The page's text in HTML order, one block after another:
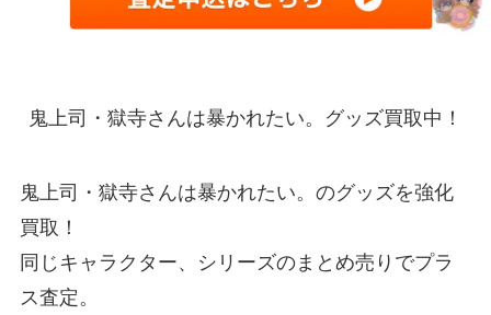
鬼上司・獄寺さんは暴かれたい。グッズ買取中！
鬼上司・獄寺さんは暴かれたい。のグッズを強化
買取！
同じキャラクター、シリーズのまとめ売りでプラ
ス査定。